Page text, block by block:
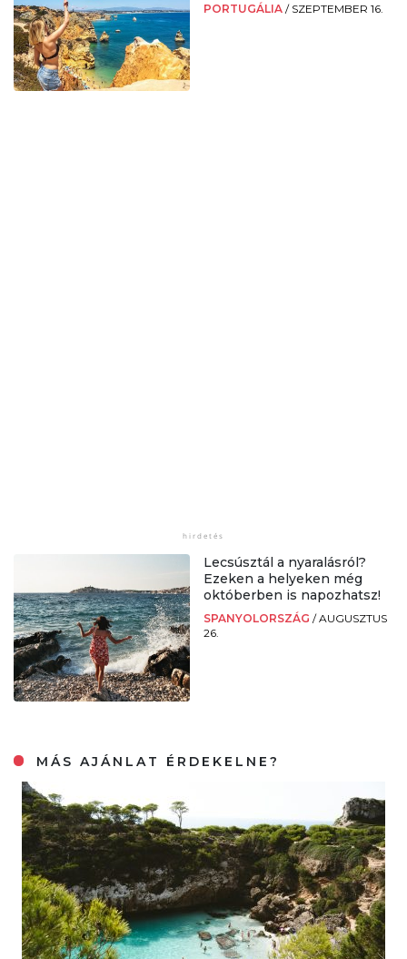
PORTUGÁLIA / SZEPTEMBER 16.
Lecsúsztál a nyaralásról?
Ezeken a helyeken még
októberben is napozhatsz!
SPANYOLORSZÁG /AUGUSZTUS
26.
MÁS AJÁNLAT ÉRDEKELNE?